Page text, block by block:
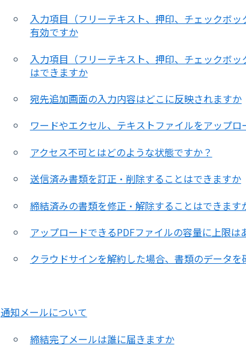
入力項目（フリーテキスト、押印、チェックボ
有効ですか
入力項目（フリーテキスト、押印、チェックボ
はできますか
宛先追加画面の入力内容はどこに反映されますか
ワードやエクセル、テキストファイルをアップ
アクセス不可とはどのような状態ですか？
送信済み書類を訂正・削除することはできますか
締結済みの書類を修正・解除することはできます
アップロードできるPDFファイルの容量に上限は
クラウドサインを解約した場合、書類のデータ
通知メールについて
締結完了メールは誰に届きますか